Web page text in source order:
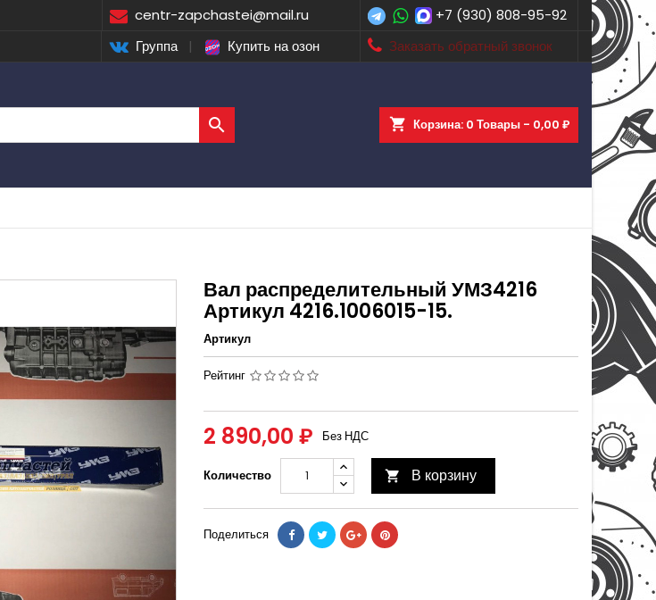
centr-zapchastei@mail.ru +7 (930) 808-95-92
Заказать обратный звонок
Группа | Купить на озон
shopping_cart Корзина: 0 Товары - 0,00 ₽

Вал распределительный УМЗ4216
Артикул 4216.1006015-15.
Артикул
Рейтинг
2 890,00 ₽ Без НДС
Количество  В корзину
Поделиться